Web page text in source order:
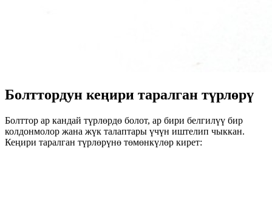
Болттордун кеңири таралган түрлөрү
Болттор ар кандай түрлөрдө болот, ар бири белгилүү бир
колдонмолор жана жүк талаптары үчүн иштелип чыккан.
Кеңири таралган түрлөрүнө төмөнкүлөр кирет: